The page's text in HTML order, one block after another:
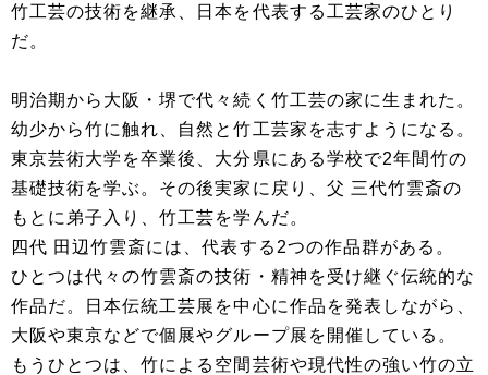
竹工芸の技術を継承、日本を代表する工芸家のひとり
だ。
明治期から大阪・堺で代々続く竹工芸の家に生まれた。
幼少から竹に触れ、自然と竹工芸家を志すようになる。
東京芸術大学を卒業後、大分県にある学校で2年間竹の
基礎技術を学ぶ。その後実家に戻り、父 三代竹雲斎の
もとに弟子入り、竹工芸を学んだ。
四代 田辺竹雲斎には、代表する2つの作品群がある。
ひとつは代々の竹雲斎の技術・精神を受け継ぐ伝統的な
作品だ。日本伝統工芸展を中心に作品を発表しながら、
大阪や東京などで個展やグループ展を開催している。
もうひとつは、竹による空間芸術や現代性の強い竹の立